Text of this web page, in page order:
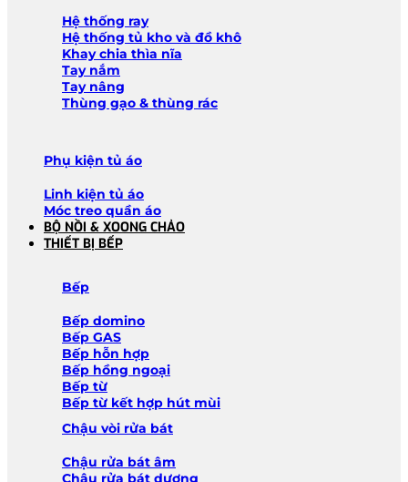
Hệ thống ray
Hệ thống tủ kho và đồ khô
Khay chia thìa nĩa
Tay nắm
Tay nâng
Thùng gạo & thùng rác
Phụ kiện tủ áo
Linh kiện tủ áo
Móc treo quần áo
BỘ NỒI & XOONG CHẢO
THIẾT BỊ BẾP
Bếp
Bếp domino
Bếp GAS
Bếp hỗn hợp
Bếp hồng ngoại
Bếp từ
Bếp từ kết hợp hút mùi
Chậu vòi rửa bát
Chậu rửa bát âm
Chậu rửa bát dương